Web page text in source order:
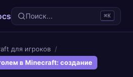
Поиск... ⌘K
для игроков /
в Minecraft: создание